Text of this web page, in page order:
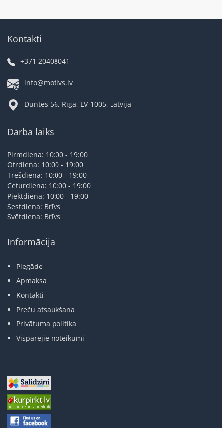
Kontakti
+371 20408041
info@motivs.lv
Duntes 56, Rīga, LV-1005, Latvija
Darba laiks
Pirmdiena: 10:00 - 19:00
Otrdiena: 10:00 - 19:00
Trešdiena: 10:00 - 19:00
Ceturdiena: 10:00 - 19:00
Piektdiena: 10:00 - 19:00
Sestdiena: Brīvs
Svētdiena: Brīvs
Informācija
Piegāde
Apmaksa
Kontakti
Preču atsaukšana
Privātuma politika
Vispārējie noteikumi